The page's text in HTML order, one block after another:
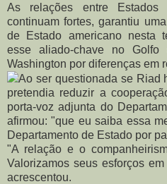
As relações entre
continuam fortes, garantiu
de Estado americano nesta
esse aliado-chave no
Washington por diferenças em
Ao ser questionada se Riad
pretendia reduzir a
porta-voz adjunta do
afirmou: "que eu saiba essa
Departamento de Estado por
"A relação e o
Valorizamos seus esforços
acrescentou.